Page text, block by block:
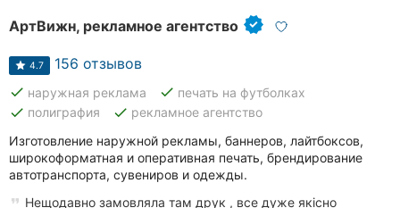
АртВижн, рекламное агентство
4.7 156 отзывов
done наружная реклама done печать на футболках
done полиграфия done рекламное агентство
Изготовление наружной рекламы, баннеров, лайтбоксов,
широкоформатная и оперативная печать, брендирование
автотранспорта, сувениров и одежды.
Нещодавно замовляла там друк , все дуже якісно